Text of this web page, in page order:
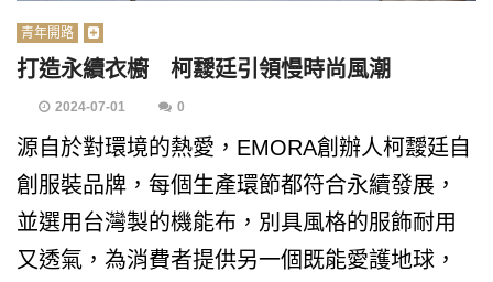
青年開路
打造永續衣櫥 柯靉廷引領慢時尚風潮
2024-07-01 0
源自於對環境的熱愛，EMORA創辦人柯靉廷自
創服裝品牌，每個生產環節都符合永續發展，
並選用台灣製的機能布，別具風格的服飾耐用
又透氣，為消費者提供另一個既能愛護地球，